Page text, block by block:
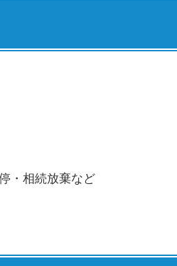
・相続放棄など